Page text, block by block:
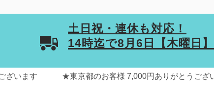
土日祝・連休も対応！
14時迄で8月6日【木曜日】